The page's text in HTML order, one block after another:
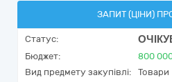
ЗАПИТ (ЦІНИ)
Статус:
Бюджет: 800
Вид предмету закупівлі:
Товари